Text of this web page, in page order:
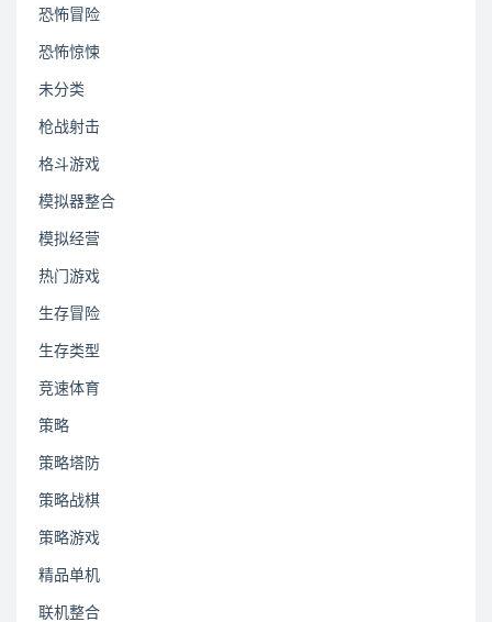
恐怖冒险
恐怖惊悚
未分类
枪战射击
格斗游戏
模拟器整合
模拟经营
热门游戏
生存冒险
生存类型
竞速体育
策略
策略塔防
策略战棋
策略游戏
精品单机
联机整合